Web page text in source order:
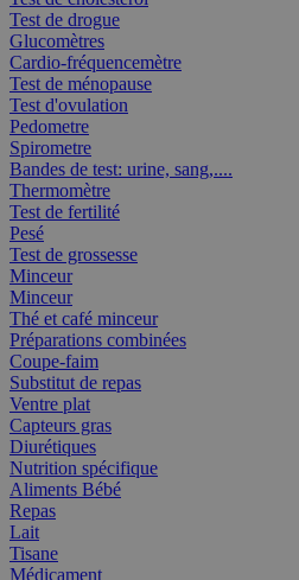
Test de drogue
Glucomètres
Cardio-fréquencemètre
Test de ménopause
Test d'ovulation
Pedometre
Spirometre
Bandes de test: urine, sang,....
Thermomètre
Test de fertilité
Pesé
Test de grossesse
Minceur
Minceur
Thé et café minceur
Préparations combinées
Coupe-faim
Substitut de repas
Ventre plat
Capteurs gras
Diurétiques
Nutrition spécifique
Aliments Bébé
Repas
Lait
Tisane
Médicament